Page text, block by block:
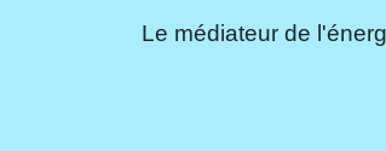
Le médiateur de